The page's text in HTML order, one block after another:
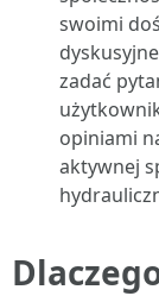
swoimi
zadać
opiniami
aktywnej